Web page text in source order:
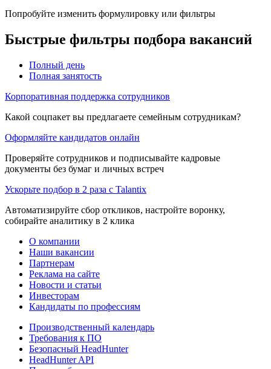
Попробуйте изменить формулировку или фильтры
Быстрые фильтры подбора вакансий
Полный день
Полная занятость
Корпоративная поддержка сотрудников
Какой соцпакет вы предлагаете семейным сотрудникам?
Оформляйте кандидатов онлайн
Проверяйте сотрудников и подписывайте кадровые
документы без бумаг и личных встреч
Ускорьте подбор в 2 раза с Talantix
Автоматизируйте сбор откликов, настройте воронку,
собирайте аналитику в 2 клика
О компании
Наши вакансии
Партнерам
Реклама на сайте
Новости и статьи
Инвесторам
Кандидаты по профессиям
Производственный календарь
Требования к ПО
Безопасный HeadHunter
HeadHunter API